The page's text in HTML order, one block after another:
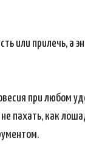
или прилечь, а
при любом
как